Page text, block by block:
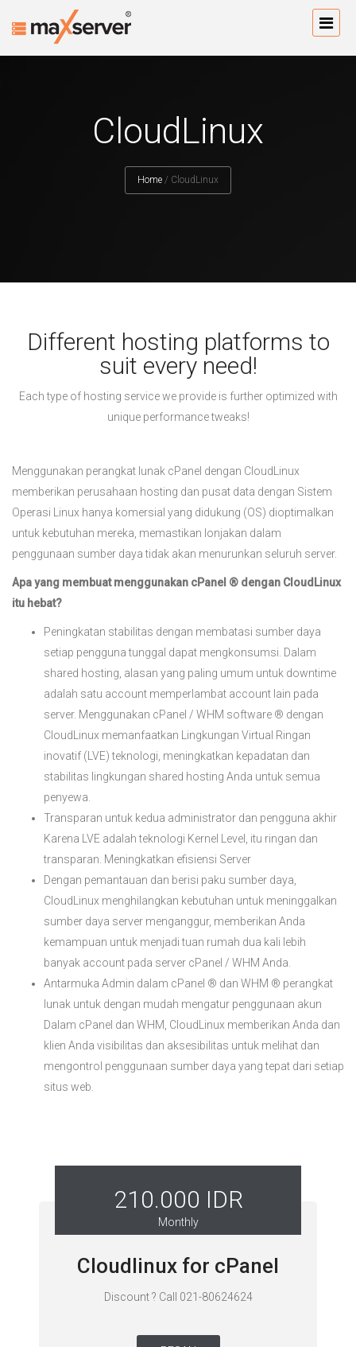
CloudLinux
Home / CloudLinux
Different hosting platforms to
suit every need!
Each type of hosting service we provide is further optimized with
unique performance tweaks!
Menggunakan perangkat lunak cPanel dengan CloudLinux
memberikan perusahaan hosting dan pusat data dengan Sistem
Operasi Linux hanya komersial yang didukung (OS) dioptimalkan
untuk kebutuhan mereka, memastikan lonjakan dalam
penggunaan sumber daya tidak akan menurunkan seluruh server.
Apa yang membuat menggunakan cPanel ® dengan CloudLinux
itu hebat?
Peningkatan stabilitas dengan membatasi sumber daya
setiap pengguna tunggal dapat mengkonsumsi. Dalam
shared hosting, alasan yang paling umum untuk downtime
adalah satu account memperlambat account lain pada
server. Menggunakan cPanel / WHM software ® dengan
CloudLinux memanfaatkan Lingkungan Virtual Ringan
inovatif (LVE) teknologi, meningkatkan kepadatan dan
stabilitas lingkungan shared hosting Anda untuk semua
penyewa.
Transparan untuk kedua administrator dan pengguna akhir
Karena LVE adalah teknologi Kernel Level, itu ringan dan
transparan. Meningkatkan efisiensi Server
Dengan pemantauan dan berisi paku sumber daya,
CloudLinux menghilangkan kebutuhan untuk meninggalkan
sumber daya server menganggur, memberikan Anda
kemampuan untuk menjadi tuan rumah dua kali lebih
banyak account pada server cPanel / WHM Anda.
Antarmuka Admin dalam cPanel ® dan WHM ® perangkat
lunak untuk dengan mudah mengatur penggunaan akun
Dalam cPanel dan WHM, CloudLinux memberikan Anda dan
klien Anda visibilitas dan aksesibilitas untuk melihat dan
mengontrol penggunaan sumber daya yang tepat dari setiap
situs web.
210.000 IDR
Monthly
Cloudlinux for cPanel
Discount ? Call 021-80624624